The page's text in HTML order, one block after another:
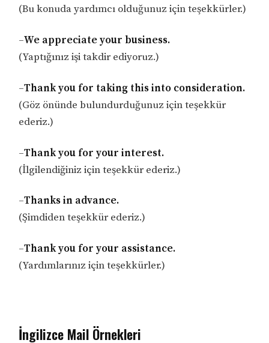
(Bu konuda yardımcı olduğunuz için teşekkürler.)
–We appreciate your business.
(Yaptığınız işi takdir ediyoruz.)
–Thank you for taking this into consideration.
(Göz önünde bulundurduğunuz için teşekkür
ederiz.)
–Thank you for your interest.
(İlgilendiğiniz için teşekkür ederiz.)
–Thanks in advance.
(Şimdiden teşekkür ederiz.)
–Thank you for your assistance.
(Yardımlarınız için teşekkürler.)
İngilizce Mail Örnekleri